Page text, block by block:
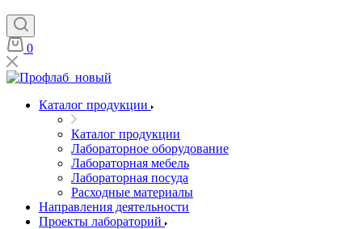
0
Каталог продукции
Каталог продукции
Лабораторное оборудование
Лабораторная мебель
Лабораторная посуда
Расходные материалы
Направления деятельности
Проекты лабораторий